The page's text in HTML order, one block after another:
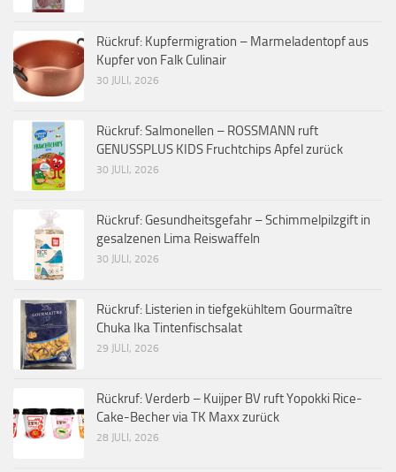
Rückruf: Kupfermigration – Marmeladentopf aus
Kupfer von Falk Culinair
30 JULI, 2026
Rückruf: Salmonellen – ROSSMANN ruft
GENUSSPLUS KIDS Fruchtchips Apfel zurück
30 JULI, 2026
Rückruf: Gesundheitsgefahr – Schimmelpilzgift in
gesalzenen Lima Reiswaffeln
30 JULI, 2026
Rückruf: Listerien in tiefgekühltem Gourmaître
Chuka Ika Tintenfischsalat
29 JULI, 2026
Rückruf: Verderb – Kuijper BV ruft Yopokki Rice-
Cake-Becher via TK Maxx zurück
28 JULI, 2026